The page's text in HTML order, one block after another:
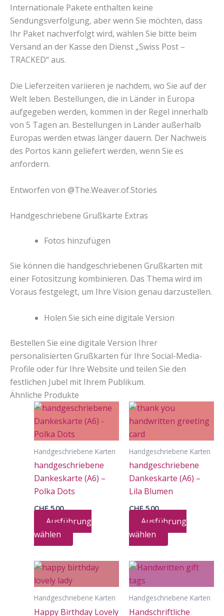
Internationale Pakete enthalten keine
Sendungsverfolgung, aber wenn Sie möchten, dass
Ihr Paket nachverfolgt wird, wählen Sie bitte beim
Versand an der Kasse den Dienst „Swiss Post –
TRACKED“ aus.
Die Lieferzeiten variieren je nachdem, wo Sie auf der
Welt leben. Bestellungen, die in Länder in Europa
aufgegeben werden, kommen in der Regel innerhalb
von 5 Tagen an. Bestellungen in Länder außerhalb
Europas werden etwas länger dauern. Der Nachweis
des Portos kann geliefert werden, wenn Sie es
anfordern.
Entworfen von @The.Weaver.of.Stories
Handgeschriebene Grußkarte Extras
Fotos hinzufügen
Sie können die handgeschriebenen Grußkarten mit
einer Fotositzung kombinieren. Das Thema wird im
Voraus festgelegt, um Ihre Vision genau darzustellen.
Holen Sie sich eine digitale Version
Bestellen Sie eine digitale Version Ihrer
personalisierten Grußkarten für Ihre Social-Media-
Profile oder für Ihre Website und teilen Sie den
festlichen Jubel mit Ihrem Publikum.
Ähnliche Produkte
Handgeschriebene Karten
handgeschriebene
Dankeskarte (A6) –
Polka Dots
CHF5.00
Ausführung
wählen
Dieses
Produkt
weist
mehrere
Varianten
auf.
Die
Handgeschriebene Karten
handgeschriebene
Dankeskarte (A6) –
Lila Blumen
CHF5.00
Ausführung
wählen
Dieses
Produkt
weist
mehrere
Varianten
auf.
Die
Handgeschriebene Karten
Happy Birthday Lovely
Handgeschriebene Karten
Handschriftliche